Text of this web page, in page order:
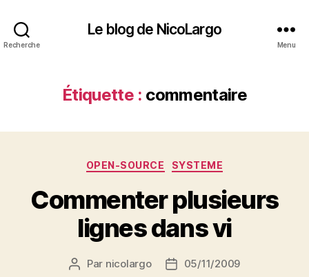
Recherche
Le blog de NicoLargo
Menu
Étiquette : commentaire
Catégories
OPEN-SOURCE SYSTEME
Commenter plusieurs
lignes dans vi
Auteur
Par nicolargo
Date05/11/2009